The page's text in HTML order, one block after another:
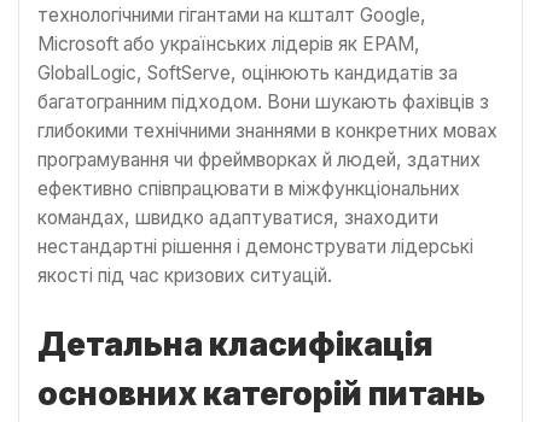
технологічними гігантами на кшталт Google,
Microsoft або українських лідерів як EPAM,
GlobalLogic, SoftServe, оцінюють кандидатів за
багатогранним підходом. Вони шукають фахівців з
глибокими технічними знаннями в конкретних мовах
програмування чи фреймворках й людей, здатних
ефективно співпрацювати в міжфункціональних
командах, швидко адаптуватися, знаходити
нестандартні рішення і демонструвати лідерські
якості під час кризових ситуацій.
Детальна класифікація
основних категорій питань